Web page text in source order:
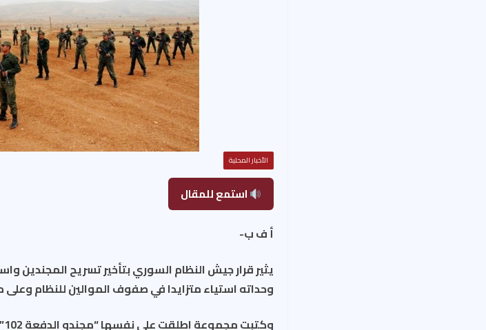
الأخبار المحلية
استمع للمقال
أ ف ب-
يثير قرار جيش النظام السوري بتأخير تسريح المجندين
وحداته استياء متزايدا في صفوف الموالين للنظام